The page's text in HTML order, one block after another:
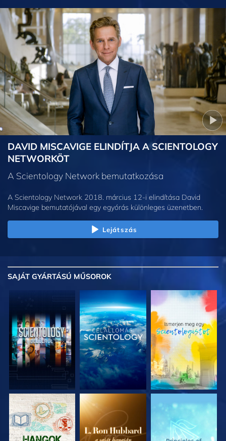
DAVID MISCAVIGE ELINDÍTJA A SCIENTOLOGY
NETWORKÖT
A Scientology Network bemutatkozása
A Scientology Network 2018. március 12-i elindítása David
Miscavige bemutatójával egy egyórás különleges üzenetben.
Lejátszás
SAJÁT GYÁRTÁSÚ MŰSOROK
A SOROZAT
RÉSZEI
A SOROZAT
RÉSZEI
A SOROZAT
RÉSZEI